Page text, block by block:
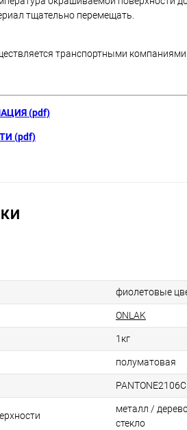
тщательно перемещать.
транспортными компаниями
(pdf)
(pdf)
фиолетовые
ONLAK
1кг
полуматовая
PANTONE2106C
металл /
стекло